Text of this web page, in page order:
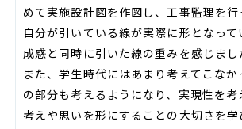
めて実施設計図を作図し、工事監理を行
自分が引いている線が実際に形となっ
成感と同時に引いた線の重みを感じまし
また、学生時代にはあまり考えてこな
の部分も考えるようになり、実現性を考
考えや思いを形にすることの大切さを学